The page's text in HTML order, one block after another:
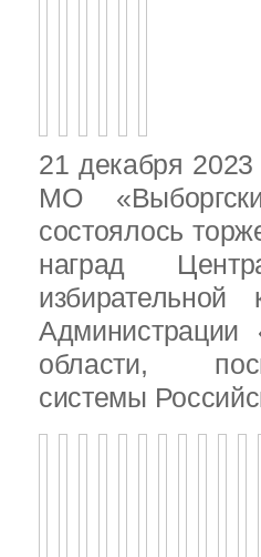
21 декабря
МО
состоялось
наград
Администрации
области,
системы